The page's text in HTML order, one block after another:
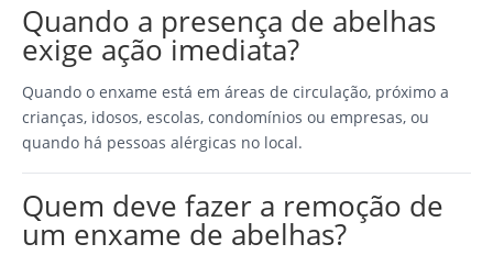
Quando a presença de abelhas
exige ação imediata?
Quando o enxame está em áreas de circulação, próximo a
crianças, idosos, escolas, condomínios ou empresas, ou
quando há pessoas alérgicas no local.
Quem deve fazer a remoção de
um enxame de abelhas?